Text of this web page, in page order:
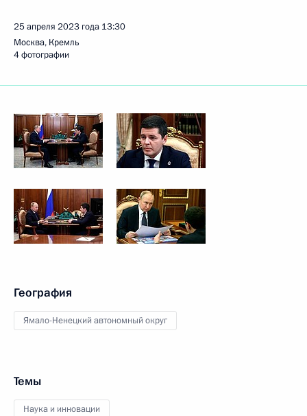
25 апреля 2023 года 13:30
Москва, Кремль
4 фотографии
География
Ямало-Ненецкий автономный округ
Темы
Наука и инновации